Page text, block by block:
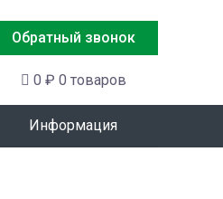
Обратный звонок
0 ₽ 0 товаров
Информация